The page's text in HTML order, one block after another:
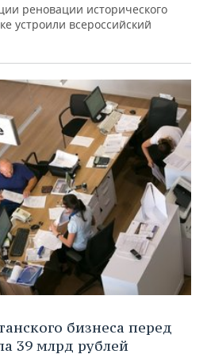
реновации исторического
устроили всероссийский
бизнеса перед
39 млрд рублей